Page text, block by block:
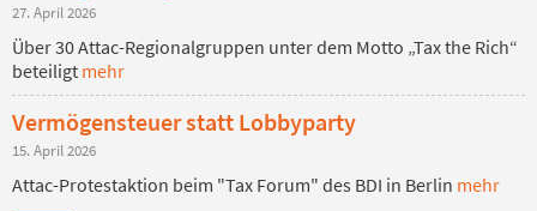
27. April 2026
Über 30 Attac-Regionalgruppen unter dem Motto „Tax the Rich“
beteiligt mehr
Vermögensteuer statt Lobbyparty
15. April 2026
Attac-Protestaktion beim "Tax Forum" des BDI in Berlin mehr